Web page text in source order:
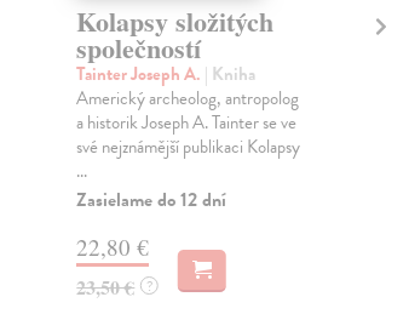
Kolapsy složitých
společností
Tainter Joseph A. | Kniha
Americký archeolog, antropolog
a historik Joseph A. Tainter se ve
své nejznámější publikaci Kolapsy
...
Zasielame do 12 dní
22,80 €
23,50 € ?